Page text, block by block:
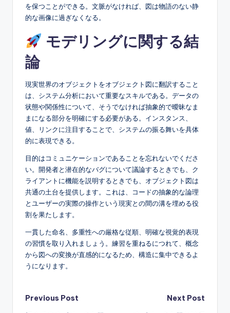
を保つことができる。文脈がなければ、図は物語のない静
的な画像に過ぎなくなる。
モデリングに関する結
論
現実世界のオブジェクトをオブジェクト図に翻訳すること
は、システム分析において重要なスキルである。データの
状態や関係性について、そうでなければ抽象的で曖昧なま
まになる部分を明確にする必要がある。インスタンス、
値、リンクに注目することで、システムの振る舞いを具体
的に表現できる。
目的はコミュニケーションであることを忘れないでくださ
い。開発者と潜在的なバグについて議論するときでも、ク
ライアントに機能を説明するときでも、オブジェクト図は
共通の土台を提供します。これは、コードの抽象的な論理
とユーザーの実際の操作という現実との間の溝を埋める役
割を果たします。
一貫した命名、多重性への厳格な従順、明確な視覚的表現
の習慣を取り入れましょう。練習を重ねるにつれて、概念
から図への変換が直感的になるため、構造に集中できるよ
うになります。
Post
Previous Post
Next Post